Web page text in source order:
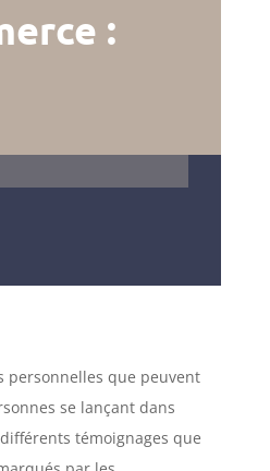
:
personnelles que peuvent
se lançant dans
témoignages que